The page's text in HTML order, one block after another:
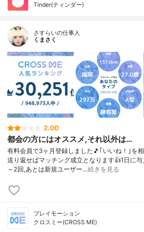
Tinder(ティンダー)
さすらいの仕事人
くまさく
2.00
都会の方にはオススメ,それ以外は…
有料会員で3ヶ月登録しました🎵｢いいね！｣を
送り返せばマッチング成立となります👍1日に
～2回,あとは新規ユーザー…続きを見る
プレイモーション
クロスミー(CROSS ME)